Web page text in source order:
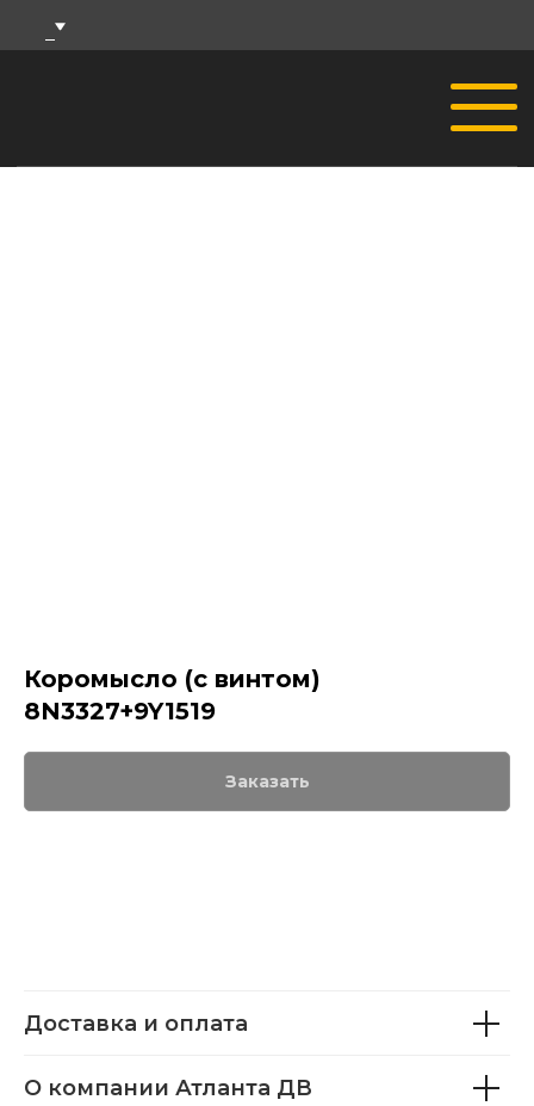
Коромысло (с винтом)
8N3327+9Y1519
Заказать
Доставка и оплата
О компании Атланта ДВ